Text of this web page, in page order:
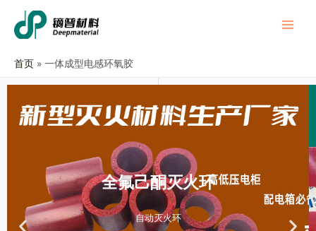
首页 一体成型电感环氧胶
全氟己酮灭火环
自动灭火环